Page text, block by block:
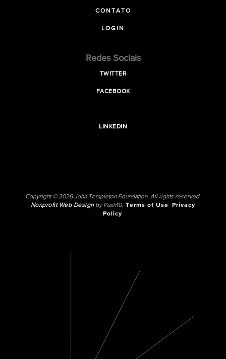
CONTATO
LOGIN
Redes Sociais
TWITTER
FACEBOOK
LINKEDIN
Copyright © 2026 John Templeton Foundation. All rights reserved.
Nonprofit Web Designby Push10. Terms of Use
Privacy
Policy